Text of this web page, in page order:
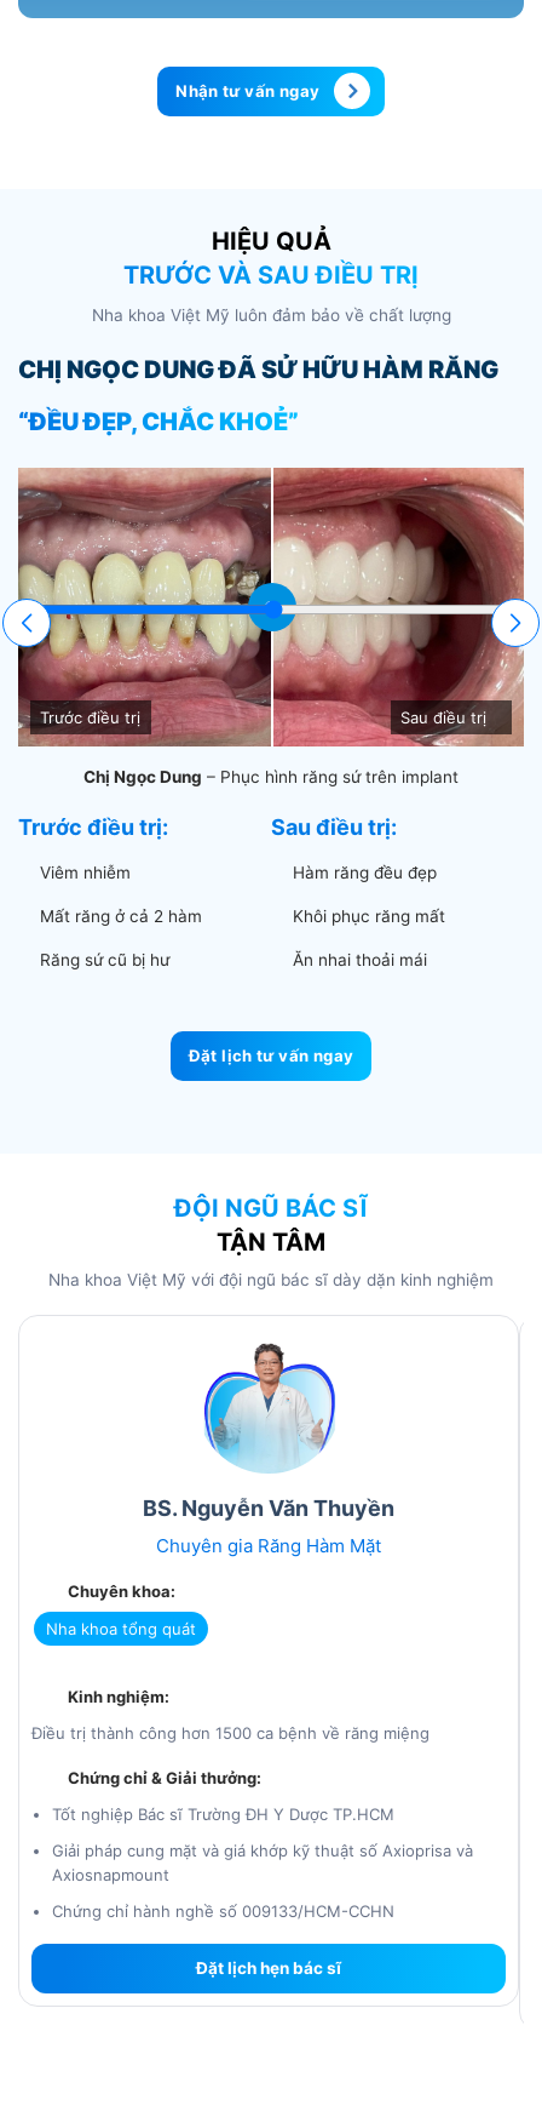
Nhận tư vấn ngay
HIỆU QUẢ
TRƯỚC VÀ SAU ĐIỀU TRỊ
Nha khoa Việt Mỹ luôn đảm bảo về chất lượng
CHỊ NGỌC DUNG ĐÃ SỬ HỮU HÀM RĂNG
“ĐỀU ĐẸP, CHẮC KHOẺ”
Trước điều trị
⇆
Sau điều trị
Chị Ngọc Dung – Phục hình răng sứ trên implant
Trước điều trị:
Viêm nhiễm
Mất răng ở cả 2 hàm
Răng sứ cũ bị hư
Sau điều trị:
Hàm răng đều đẹp
Khôi phục răng mất
Ăn nhai thoải mái
Đặt lịch tư vấn ngay
ĐỘI NGŨ BÁC SĨ
TẬN TÂM
Nha khoa Việt Mỹ với đội ngũ bác sĩ dày dặn kinh nghiệm
BS. Nguyễn Văn Thuyền
Chuyên gia Răng Hàm Mặt
Chuyên khoa:
Nha khoa tổng quát
Kinh nghiệm:
Điều trị thành công hơn 1500 ca bệnh về răng miệng
Chứng chỉ & Giải thưởng:
Tốt nghiệp Bác sĩ Trường ĐH Y Dược TP.HCM
Giải pháp cung mặt và giá khớp kỹ thuật số Axioprisa và
Axiosnapmount
Chứng chỉ hành nghề số 009133/HCM-CCHN
Đặt lịch hẹn bác sĩ